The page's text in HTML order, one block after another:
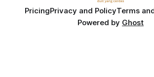
PricingPrivacy and PolicyTerms
Powered by Ghost